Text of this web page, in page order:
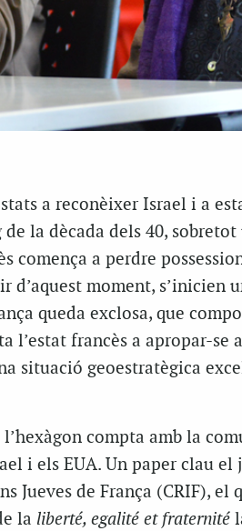
a reconèixer Israel i a
la dècada dels 40,
comença a perdre
d’aquest moment, s’inicien
queda exclosa, que
l’estat francès a apropar-se
situació geoestratègica
compta amb la
i els EUA. Un paper clau el
Jueves de França (CRIF), el
la liberté, egalité et fraternité